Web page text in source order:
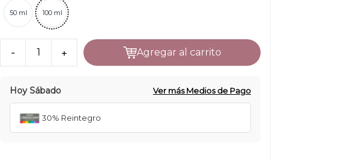
50 ml 100 ml
- 1 + agregar al carrito
HoySábado Ver más Medios de Pago
30% Reintegro